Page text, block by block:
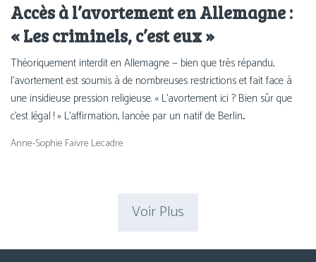
Accès à l’avortement en Allemagne :
« Les criminels, c’est eux »
Théoriquement inter­dit en Allemagne — bien que très répan­du,
l’avortement est sou­mis à de nom­breuses res­tric­tions et fait face à
une insi­dieuse pres­sion religieuse. « L’avortement ici ? Bien sûr que
c’est légal ! » L’affirmation, lan­cée par un natif de Berlin...
Anne-Sophie Faivre Lecadre
Voir Plus